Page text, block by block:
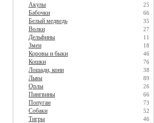
Акулы 25
Бабочки 66
Белый медведь 35
Волки 27
Дельфины 11
Змеи 18
Коровы и быки 46
Кошки 76
Лошади, кони 38
Львы 89
Орлы 26
Пингвины 66
Попугаи 73
Собаки 52
Тигры 46